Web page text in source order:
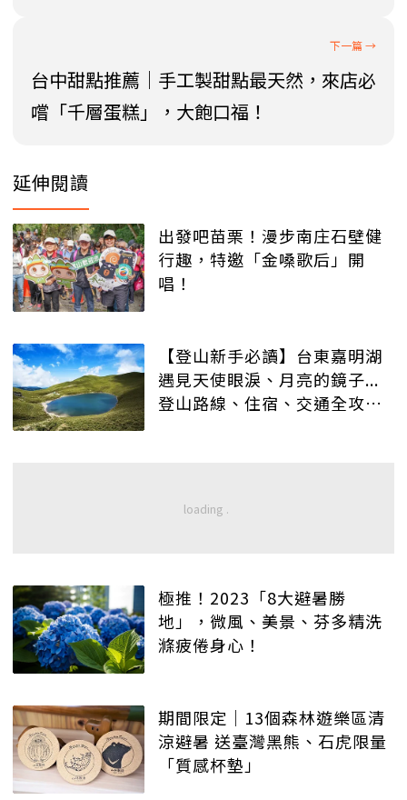
台中甜點推薦｜手工製甜點最天然，來店必
嚐「千層蛋糕」，大飽口福！
延伸閱讀
出發吧苗栗！漫步南庄石壁健
行趣，特邀「金嗓歌后」開
唱！
【登山新手必讀】台東嘉明湖
遇見天使眼淚、月亮的鏡子...
登山路線、住宿、交通全攻
極推！2023「8大避暑勝
地」，微風、美景、芬多精洗
滌疲倦身心！
期間限定｜13個森林遊樂區清
涼避暑 送臺灣黑熊、石虎限量
「質感杯墊」